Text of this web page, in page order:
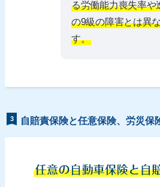
る労働能力喪失率や
の9級の障害とは異
す。
3 自賠責保険と任意保険、労災保